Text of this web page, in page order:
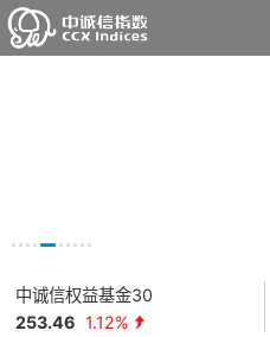
中诚信权益基金30
253.46 1.12%